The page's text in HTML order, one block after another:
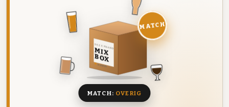
DEZE MAAND
MIX
BOX
8 BIEREN
MATCH
MATCH: OVERIG